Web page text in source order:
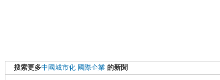
搜索更多中國城市化 國際企業 的新聞